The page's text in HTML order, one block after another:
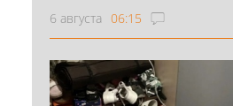
6 августа 06:15